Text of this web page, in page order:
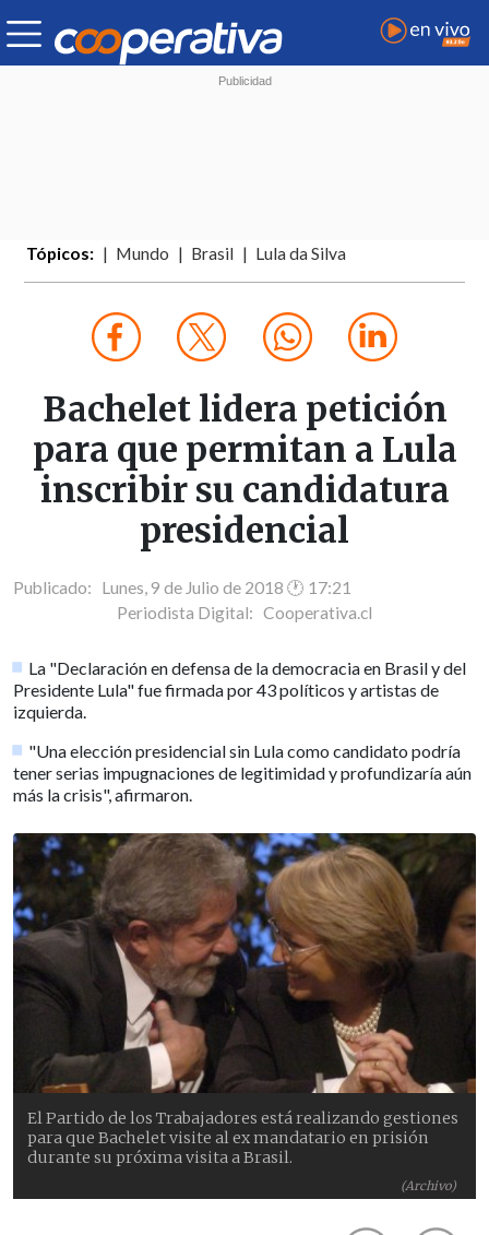
Tópicos: Mundo Brasil Lula da Silva
Bachelet lidera petición
para que permitan a Lula
inscribir su candidatura
presidencial
Publicado: Lunes, 9 de Julio de 2018 🕐 17:21
Periodista Digital: Cooperativa.cl
La "Declaración en defensa de la democracia en Brasil y del
Presidente Lula" fue firmada por 43 políticos y artistas de
izquierda.
"Una elección presidencial sin Lula como candidato podría
tener serias impugnaciones de legitimidad y profundizaría aún
más la crisis", afirmaron.
(Archivo)
El Partido de los Trabajadores está realizando gestiones
para que Bachelet visite al ex mandatario en prisión
durante su próxima visita a Brasil.